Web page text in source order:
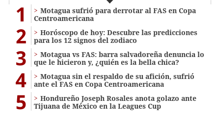
1
Motagua sufrió para derrotar al FAS en Copa
Centroamericana
2
Horóscopo de hoy: Descubre las predicciones
para los 12 signos del zodiaco
3
Motagua vs FAS: barra salvadoreña denuncia lo
que le hicieron y, ¿quién es la bella chica?
4
Motagua sin el respaldo de su afición, sufrió
ante el FAS en Copa Centroamericana
5
Hondureño Joseph Rosales anota golazo ante
Tijuana de México en la Leagues Cup